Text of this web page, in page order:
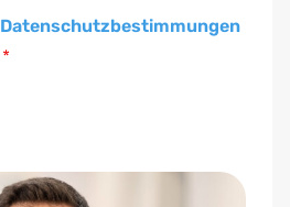
Datenschutzbestimmungen
*